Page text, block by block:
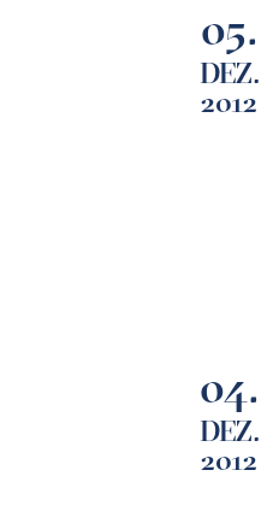
05.
DEZ.
2012
04.
DEZ.
2012